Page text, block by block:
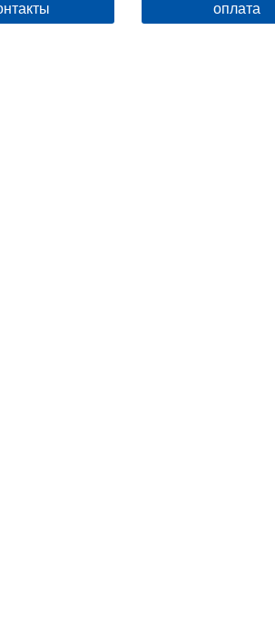
оплата